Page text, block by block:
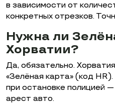
в зависимости от
конкретных отрезков.
Нужна ли
Хорватии?
Да, обязательно.
«Зелёная карта» (код
при остановке полицией
арест авто.